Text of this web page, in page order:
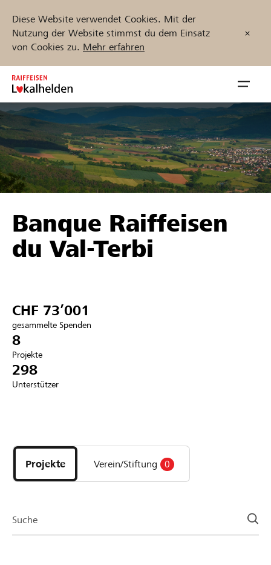
Diese Website verwendet Cookies. Mit der
Nutzung der Website stimmst du dem Einsatz
von Cookies zu. Mehr erfahren
Zum
Inhalt
springen
öffnen
Unterstützen
Hilfe & Support
Anmelden
Projekte und Organisationen finden
Jetzt starten
DE FR IT
Banque Raiffeisen
du Val-Terbi
CHF 73’001
gesammelte Spenden
8
Projekte
298
Unterstützer
Projekte
und
Organisationen
Projekte Verein/Stiftung 0
Suche